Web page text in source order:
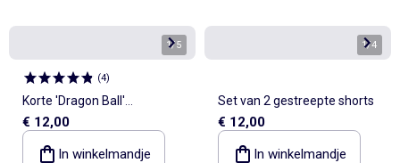
1/5
(4)
Korte 'Dragon Ball'
pyjamaset - 2-delig
€ 12,00
In winkelmandje
1/4
Set van 2 gestreepte shorts
€ 12,00
In winkelmandje